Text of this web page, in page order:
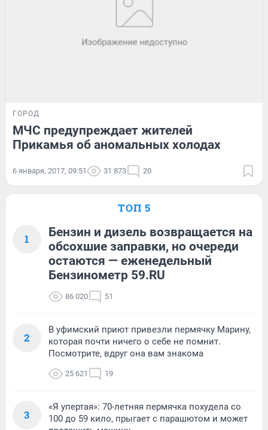
ГОРОД
МЧС предупреждает жителей
Прикамья об аномальных холодах
6 января, 2017, 09:51 31 873 20
ТОП 5
1
Бензин и дизель возвращается на
обсохшие заправки, но очереди
остаются — еженедельный
Бензинометр 59.RU
86 020 51
2
В уфимский приют привезли пермячку Марину,
которая почти ничего о себе не помнит.
Посмотрите, вдруг она вам знакома
25 621 19
3
«Я упертая»: 70-летняя пермячка похудела со
100 до 59 кило, прыгает с парашютом и может